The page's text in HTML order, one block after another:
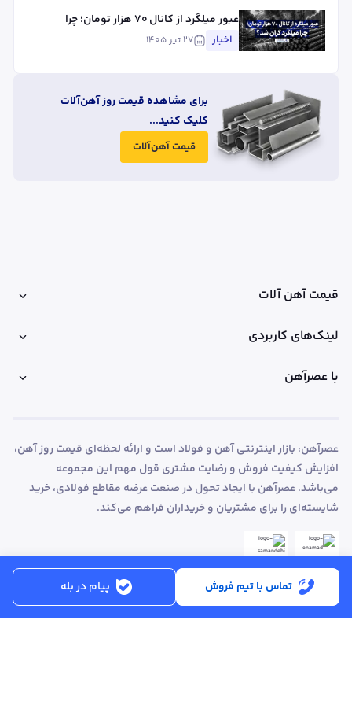
عبور میلگرد از کانال ۷۰ هزار تومان؛ چرا
میلگرد گران شد؟
اخبار ۲۷ تیر ۱۴۰۵
برای مشاهده قیمت روز آهن‌آلات
کلیک کنید...
قیمت آهن‌آلات
تماس با تیم فروش پیام در بله
قیمت آهن آلات
لینک‌های کاربردی
با عصرآهن
عصرآهن، بازار اینترنتی آهن و فولاد است و ارائه لحظه‌ای قیمت روز آهن،
افزایش کیفیت فروش و رضایت مشتری قول مهم این مجموعه
می‌باشد. عصرآهن با ایجاد تحول در صنعت عرضه مقاطع فولادی، خرید
شایسته‌ای را برای مشتریان و خریداران فراهم می‌کند.
ساعت کاری:شنبه تا پنجشنبه از ساعت 8:30 تا 17:00